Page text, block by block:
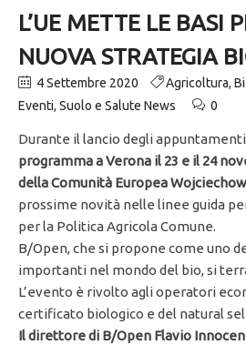
L’UE METTE LE BASI
NUOVA STRATEGIA
4 Settembre 2020 Agricoltura,
Eventi, Suolo e Salute News 0
Durante il lancio degli
programma a Verona il 23 e il 24
della Comunità Europea
prossime novità nelle linee guida
per la Politica Agricola Comune.
B/Open, che si propone come uno
importanti nel mondo del bio, si
L’evento è rivolto agli operatori
certificato biologico e del natural
Il direttore di B/Open Flavio